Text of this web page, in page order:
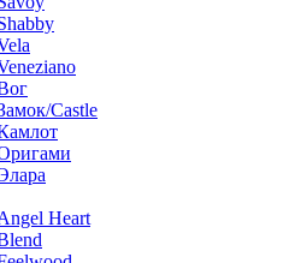
Castle
Heart